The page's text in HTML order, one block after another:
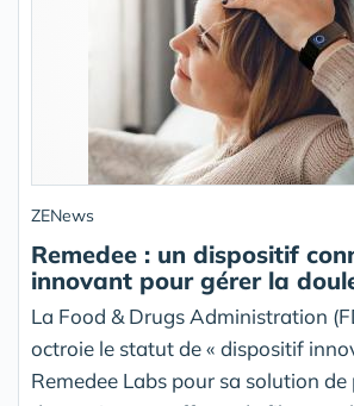
ZENews
Remedee : un dispositif
innovant pour gérer la
La Food & Drugs Administration
octroie le statut de « dispositif
Remedee Labs pour sa solution de